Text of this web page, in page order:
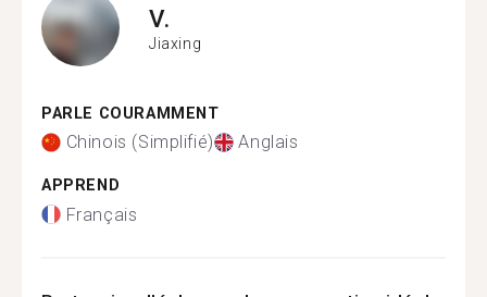
V.
Jiaxing
PARLE COURAMMENT
Chinois (Simplifié) Anglais
APPREND
Français